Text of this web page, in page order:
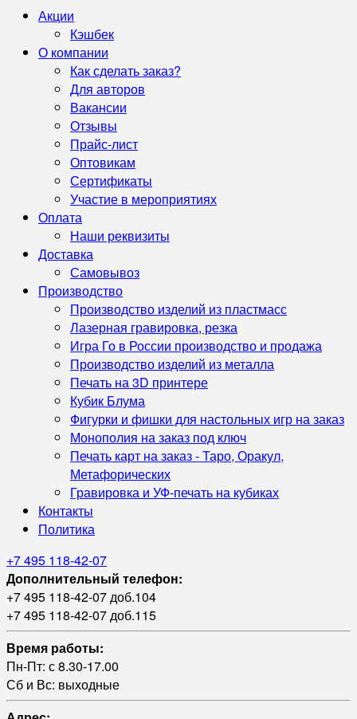
Акции
Кэшбек
О компании
Как сделать заказ?
Для авторов
Вакансии
Отзывы
Прайс-лист
Оптовикам
Сертификаты
Участие в мероприятиях
Оплата
Наши реквизиты
Доставка
Самовывоз
Производство
Производство изделий из пластмасс
Лазерная гравировка, резка
Игра Го в России производство и продажа
Производство изделий из металла
Печать на 3D принтере
Кубик Блума
Фигурки и фишки для настольных игр на заказ
Монополия на заказ под ключ
Печать карт на заказ - Таро, Оракул,
Метафорических
Гравировка и УФ‑печать на кубиках
Контакты
Политика
+7 495 118-42-07
Дополнительный телефон:
+7 495 118-42-07 доб.104
+7 495 118-42-07 доб.115
Время работы:
Пн-Пт: с 8.30-17.00
Сб и Вс: выходные